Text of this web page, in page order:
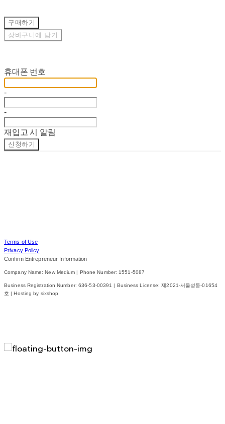
구매하기
장바구니에 담기
휴대폰 번호
-
-
재입고 시 알림
신청하기
Terms of Use
Privacy Policy
Confirm Entrepreneur Information
Company Name: New Medium | Phone Number: 1551-5087
Business Registration Number: 636-53-00391 | Business License:제2021-서울성동-01654
호 | Hosting by sixshop